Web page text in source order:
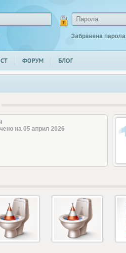
Забравена парола
ФОРУМ БЛОГ
на 05 април 2026